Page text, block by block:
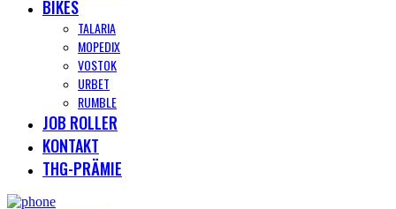
BIKES
TALARIA
MOPEDIX
VOSTOK
URBET
RUMBLE
JOB ROLLER
KONTAKT
THG-PRÄMIE